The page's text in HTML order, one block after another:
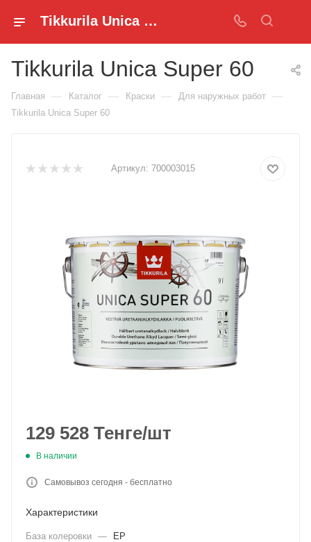
Tikkurila Unica Super 60 купить в optimus - OPTIMUS KZ
Tikkurila Unica Super 60
Главная — Каталог — Краски — Для наружных работ —
Tikkurila Unica Super 60
Артикул: 700003015
129 528 Тенге/шт
В наличии
Самовывоз сегодня - бесплатно
Характеристики
База колеровки — EP